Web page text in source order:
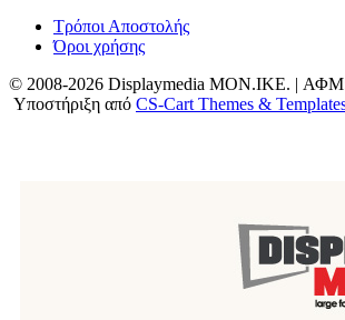
Τρόποι Αποστολής
Όροι χρήσης
© 2008-2026 Displaymedia MON.IKE. |
Υποστήριξη από CS-Cart Themes &